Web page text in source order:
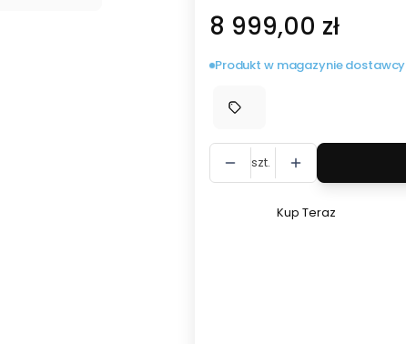
Cena
8 999,00 zł
Produkt w magazynie dostawcy
szt.
Szybki
Kup Teraz